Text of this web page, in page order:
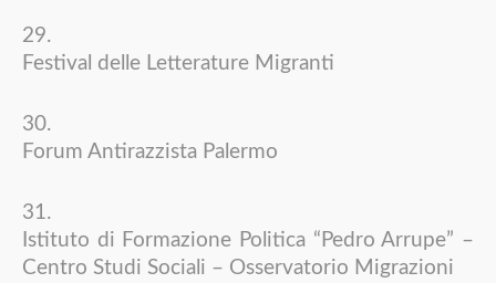
Festival delle Letterature Migranti
Forum Antirazzista Palermo
Istituto di Formazione Politica “Pedro Arrupe” –
Centro Studi Sociali – Osservatorio Migrazioni